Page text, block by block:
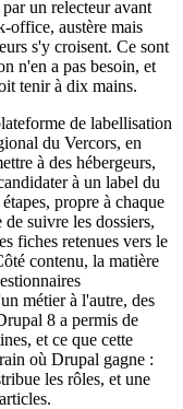
un relecteur avant
office, austère mais
s'y croisent. Ce sont
n'en a pas besoin, et
tenir à dix mains.
de labellisation
du Vercors, en
à des hébergeurs,
à un label du
propre à chaque
suivre les dossiers,
fiches retenues vers le
contenu, la matière
métier à l'autre, des
8 a permis de
et ce que cette
où Drupal gagne :
les rôles, et une